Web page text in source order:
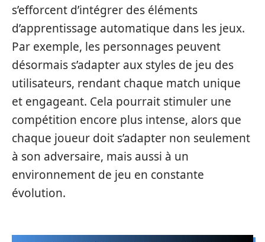
s’efforcent d’intégrer des éléments
d’apprentissage automatique dans les jeux.
Par exemple, les personnages peuvent
désormais s’adapter aux styles de jeu des
utilisateurs, rendant chaque match unique
et engageant. Cela pourrait stimuler une
compétition encore plus intense, alors que
chaque joueur doit s’adapter non seulement
à son adversaire, mais aussi à un
environnement de jeu en constante
évolution.